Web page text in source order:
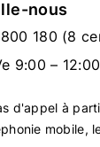
nous
180 (8
9:00 –
d'appel à
mobile,